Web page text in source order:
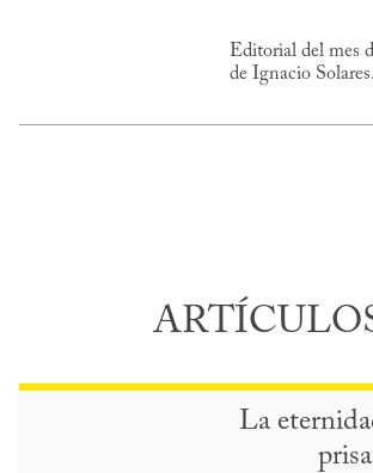
Editorial del mes
de Ignacio Solares.
La
prisa